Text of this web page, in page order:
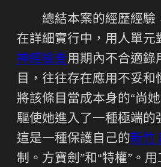
總結本案的經歷經驗
在詳細實行中，用人單元
神經檢查用期內不合適錄
目，往往存在應用不妥和
將該條目當成本身的“尚
驅使她進入了一種極端的
這是一種保護自己的新竹
制。方寶劍”和“特權”。